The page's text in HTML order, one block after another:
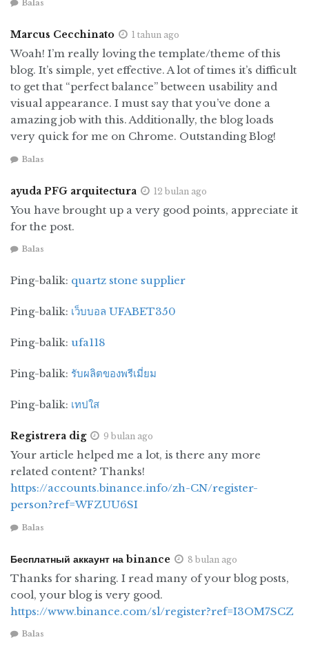
mereka di saringan dan bilas di bawah air
mengalir untuk menghilangkan patogen.
Demikian pula, daun selada dan sayuran hijau
harus ditempatkan dalam mangkuk berisi air
dingin. Buang daun terluar dari selada atau
kubis, dan kemudian mengeringkannya dengan
tisu dapur untuk hasil terbaik.
Ada pedoman penting yang akan membantu,
seperti kita harus selalu memilih produk yang
tidak memar, bercak, atau rusak sebagian.
Selanjutnya, pastikan bahwa barang yang
semangka, disimpan dalam bagian atas lemari
es.
Masukan bagus lainnya adalah pisahkan
makanan mentah dan makanan yang dimasak,
terutama daging mentah dan produk segar.
Demikianlah bagian awal sebelum Anda
Pastikan bahan makanan yang yang kita
Bagikan tulisan ini:
F
a
c
b
o
o
k
X W
h
A
p
p
T
el
g
r
a
m
S
e
Balas
Marcus Cecchinato 1 tahun ago
Woah! I’m really loving the template/theme of this
blog. It’s simple, yet effective. A lot of times it’s difficult
to get that “perfect balance” between usability and
visual appearance. I must say that you’ve done a
amazing job with this. Additionally, the blog loads
very quick for me on Chrome. Outstanding Blog!
Balas
ayuda PFG arquitectura 12 bulan ago
You have brought up a very good points, appreciate it
for the post.
Balas
Ping-balik: quartz stone supplier
Ping-balik: เว็บบอล UFABET350
Ping-balik: ufa118
Ping-balik: รับผลิตของพรีเมี่ยม
Ping-balik: เทปใส
Registrera dig 9 bulan ago
Your article helped me a lot, is there any more
related content? Thanks!
https://accounts.binance.info/zh-CN/register-
person?ref=WFZUU6SI
Balas
Бесплатный аккаунт на binance 8 bulan ago
Thanks for sharing. I read many of your blog posts,
cool, your blog is very good.
https://www.binance.com/sl/register?ref=I3OM7SCZ
Balas